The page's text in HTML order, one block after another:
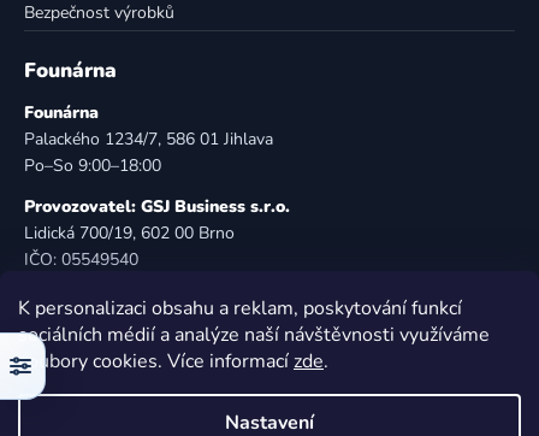
K personalizaci obsahu a reklam, poskytování funkcí
sociálních médií a analýze naší návštěvnosti využíváme
soubory cookies. Více informacízde.
Nastavení
Bezpečnost výrobků
Founárna
Founárna
Palackého 1234/7, 586 01 Jihlava
Po–So 9:00–18:00
Provozovatel: GSJ Business s.r.o.
Lidická 700/19, 602 00 Brno
IČO: 05549540
E-mail:info@founarna.cz
Telefon: 721 485 258
© Founárna. Všechna práva vyhrazena.
Filtr